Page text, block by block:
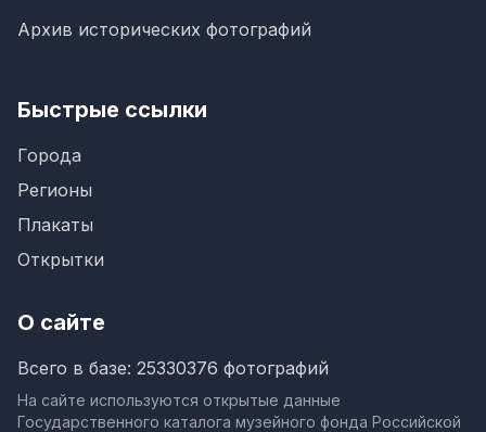
Архив исторических фотографий
Быстрые ссылки
Города
Регионы
Плакаты
Открытки
О сайте
Всего в базе: 25330376 фотографий
На сайте используются открытые данные
Государственного каталога музейного фонда Российской